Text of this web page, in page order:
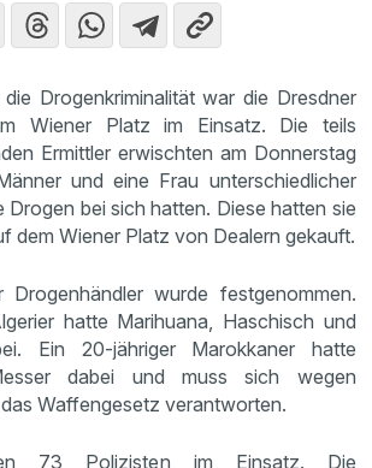
Drogenkriminalität war die Dresdner
Wiener Platz im Einsatz. Die teils
Ermittler erwischten am Donnerstag
und eine Frau unterschiedlicher
Drogen bei sich hatten. Diese hatten sie
dem Wiener Platz von Dealern gekauft.
Drogenhändler wurde festgenommen.
hatte Marihuana, Haschisch und
Ein 20-jähriger Marokkaner hatte
dabei und muss sich wegen
Waffengesetz verantworten.
73 Polizisten im Einsatz. Die